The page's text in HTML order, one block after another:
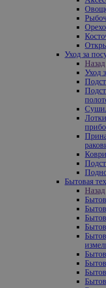
Уход за
Назад
Уход
Бытовая
Назад